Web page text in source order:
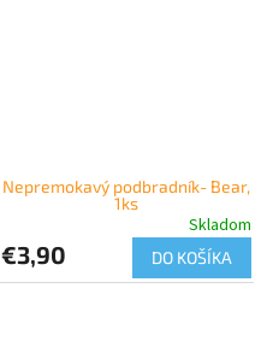
Nepremokavý podbradník- Bear,
1ks
Skladom
€3,90 DO KOŠÍKA